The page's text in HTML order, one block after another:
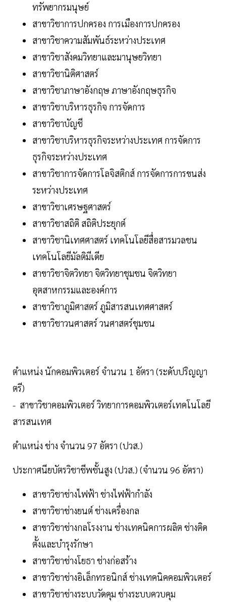
ทรัพยากรมนุษย์
สาขาวิชาการปกครอง การเมืองการปกครอง
สาขาวิชาความสัมพันธ์ระหว่างประเทศ
สาขาวิชาสังคมวิทยาและมานุษยวิทยา
สาขาวิชานิติศาสตร์
สาขาวิชาภาษาอังกฤษ ภาษาอังกฤษธุรกิจ
สาขาวิชาบริหารธุรกิจ การจัดการ
สาขาวิชาบัญชี
สาขาวิชาบริหารธุรกิจระหว่างประเทศ การจัดการ
ธุรกิจระหว่างประเทศ
สาขาวิชาการจัดการโลจิสติกส์ การจัดการการขนส่ง
ระหว่างประเทศ
สาขาวิชาเศรษฐศาสตร์
สาขาวิชาสถิติ สถิติประยุกต์
สาขาวิชานิเทศศาสตร์ เทคโนโลยีสื่อสารมวลชน
เทคโนโลยีมัลติมีเดีย
สาขาวิชาจิตวิทยา จิตวิทยาชุมชน จิตวิทยา
อุตสาหกรรมและองค์การ
สาขาวิชาภูมิศาสตร์ ภูมิสารสนเทศศาสตร์
สาขาวิชาวนศาสตร์ วนศาสตร์ชุมชน
ตำแหน่ง นักคอมพิวเตอร์ จำนวน 1 อัตรา (ระดับปริญญา
ตรี)
- สาขาวิชาคอมพิวเตอร์ วิทยาการคอมพิวเตอร์เทคโนโลยี
สารสนเทศ
ตำแหน่ง ช่าง จำนวน 97 อัตรา (ปวส.)
ประกาศนียบัตรวิชาชีพชั้นสูง (ปวส.) (จำนวน 96 อัตรา)
สาขาวิชาช่างไฟฟ้า ช่างไฟฟ้ากำลัง
สาขาวิชาช่างยนต์ ช่างเครื่องกล
สาขาวิชาช่างกลโรงงาน ช่างเทคนิคการผลิต ช่างติด
ตั้งและบำรุงรักษา
สาขาวิชาช่างโยธา ช่างก่อสร้าง
สาขาวิชาช่างอิเล็กทรอนิกส์ ช่างเทคนิคคอมพิวเตอร์
สาขาวิชาช่างระบบวัดคุม ช่างระบบควบคุม